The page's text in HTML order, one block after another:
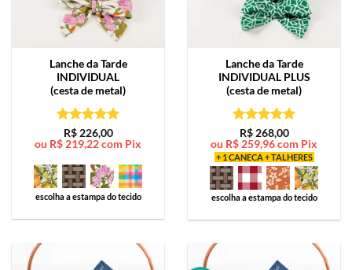
Lanche da Tarde
INDIVIDUAL
(cesta de metal)
Avaliação5
de 5
R$226,00
ou R$ 219,22com Pix
escolha a estampa do tecido
Lanche da Tarde
INDIVIDUAL PLUS
(cesta de metal)
Avaliação5
de 5
R$268,00
ou R$ 259,96com Pix
+ 1 CANECA + TALHERES
escolha a estampa do tecido